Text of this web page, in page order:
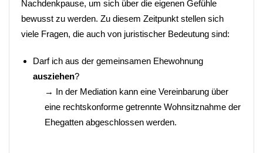
Nachdenkpause, um sich über die eigenen Gefühle
bewusst zu werden. Zu diesem Zeitpunkt stellen sich
viele Fragen, die auch von juristischer Bedeutung sind:
Darf ich aus der gemeinsamen Ehewohnung
ausziehen?
→ In der Mediation kann eine Vereinbarung über
eine rechtskonforme getrennte Wohnsitznahme der
Ehegatten abgeschlossen werden.